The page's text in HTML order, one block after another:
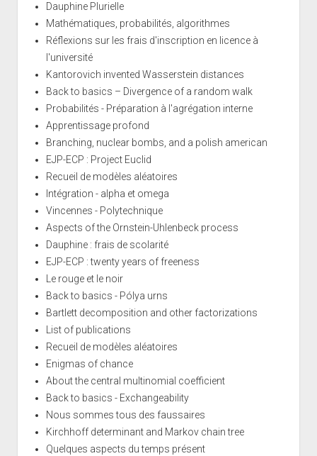
Dauphine Plurielle
Mathématiques, probabilités, algorithmes
Réflexions sur les frais d'inscription en licence à
l'université
Kantorovich invented Wasserstein distances
Back to basics – Divergence of a random walk
Probabilités - Préparation à l'agrégation interne
Apprentissage profond
Branching, nuclear bombs, and a polish american
EJP-ECP : Project Euclid
Recueil de modèles aléatoires
Intégration - alpha et omega
Vincennes - Polytechnique
Aspects of the Ornstein-Uhlenbeck process
Dauphine : frais de scolarité
EJP-ECP : twenty years of freeness
Le rouge et le noir
Back to basics - Pólya urns
Bartlett decomposition and other factorizations
List of publications
Recueil de modèles aléatoires
Enigmas of chance
About the central multinomial coefficient
Back to basics - Exchangeability
Nous sommes tous des faussaires
Kirchhoff determinant and Markov chain tree
Quelques aspects du temps présent